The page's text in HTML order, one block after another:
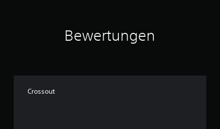
Bewertungen
Crossout